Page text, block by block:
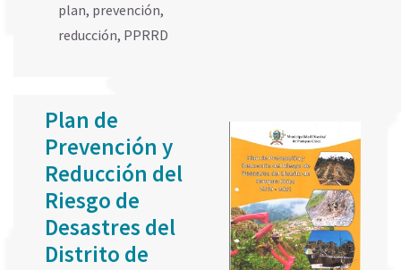
plan, prevención,
reducción, PPRRD
Plan de
Prevención y
Reducción del
Riesgo de
Desastres del
Distrito de